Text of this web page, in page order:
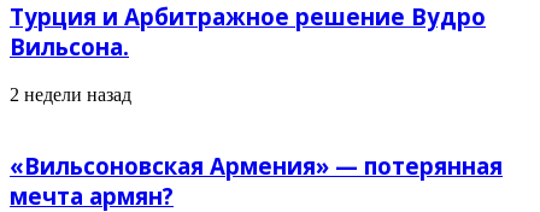
Турция и Арбитражное решение Вудро
Вильсона.
2 недели назад
«Вильсоновская Армения» — потерянная
мечта армян?